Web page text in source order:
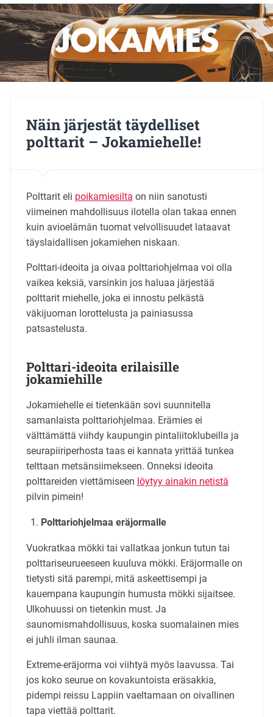
Näin järjestät täydelliset
polttarit – Jokamiehelle!
Polttarit eli poikamiesilta on niin sanotusti
viimeinen mahdollisuus ilotella olan takaa ennen
kuin avioelämän tuomat velvollisuudet lataavat
täyslaidallisen jokamiehen niskaan.
Polttari-ideoita ja oivaa polttariohjelmaa voi olla
vaikea keksiä, varsinkin jos haluaa järjestää
polttarit miehelle, joka ei innostu pelkästä
väkijuoman lorottelusta ja painiasussa
patsastelusta.
Polttari-ideoita erilaisille
jokamiehille
Jokamiehelle ei tietenkään sovi suunnitella
samanlaista polttariohjelmaa. Erämies ei
välttämättä viihdy kaupungin pintaliitoklubeilla ja
seurapiiriperhosta taas ei kannata yrittää tunkea
telttaan metsänsiimekseen. Onneksi ideoita
polttareiden viettämiseen löytyy ainakin netistä
pilvin pimein!
Polttariohjelmaa eräjormalle
Vuokratkaa mökki tai vallatkaa jonkun tutun tai
polttariseurueeseen kuuluva mökki. Eräjormalle on
tietysti sitä parempi, mitä askeettisempi ja
kauempana kaupungin humusta mökki sijaitsee.
Ulkohuussi on tietenkin must. Ja
saunomismahdollisuus, koska suomalainen mies
ei juhli ilman saunaa.
Extreme-eräjorma voi viihtyä myös laavussa. Tai
jos koko seurue on kovakuntoista eräsakkia,
pidempi reissu Lappiin vaeltamaan on oivallinen
tapa viettää polttarit.